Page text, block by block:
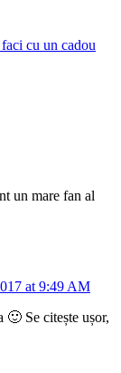
cu un cadou
un mare fan al
at 9:49 AM
🙂 Se citește ușor,